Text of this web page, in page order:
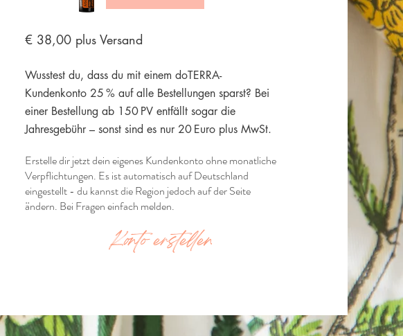
​​€ 38,00 plus Versand
Wusstest du, dass du mit einem doTERRA-
Kundenkonto 25 % auf alle Bestellungen sparst? Bei
einer Bestellung ab 150 PV entfällt sogar die
Jahresgebühr – sonst sind es nur 20 Euro plus MwSt.
Erstelle dir jetzt dein eigenes Kundenkonto ohne monatliche
Verpflichtungen. Es ist automatisch auf Deutschland
eingestellt - du kannst die Region jedoch auf der Seite
ändern. Bei Fragen einfach melden.
Konto erstellen